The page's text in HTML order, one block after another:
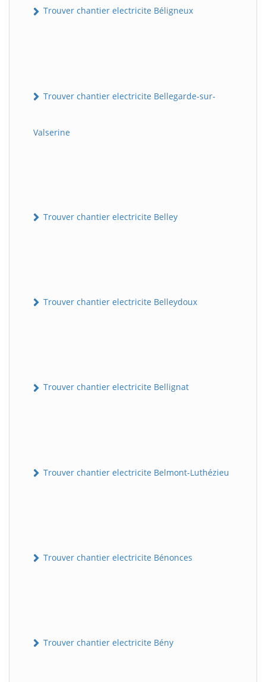
Trouver chantier electricite Béligneux
Trouver chantier electricite Bellegarde-sur-
Valserine
Trouver chantier electricite Belley
Trouver chantier electricite Belleydoux
Trouver chantier electricite Bellignat
Trouver chantier electricite Belmont-Luthézieu
Trouver chantier electricite Bénonces
Trouver chantier electricite Bény